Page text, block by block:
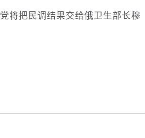
把民调结果交给俄卫生部长穆